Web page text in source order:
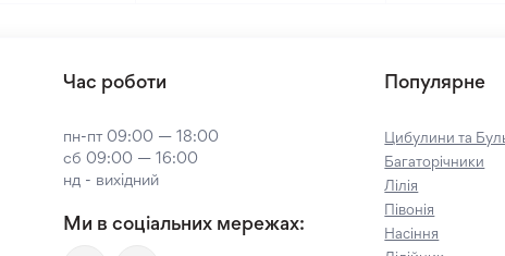
Час роботи
пн-пт 09:00 — 18:00
сб 09:00 — 16:00
нд - вихідний
Ми в соціальних мережах:
Популярне
Цибулини та
Багаторічники
Лілія
Півонія
Насіння